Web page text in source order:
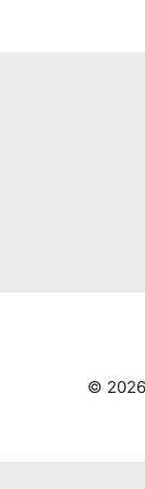
©